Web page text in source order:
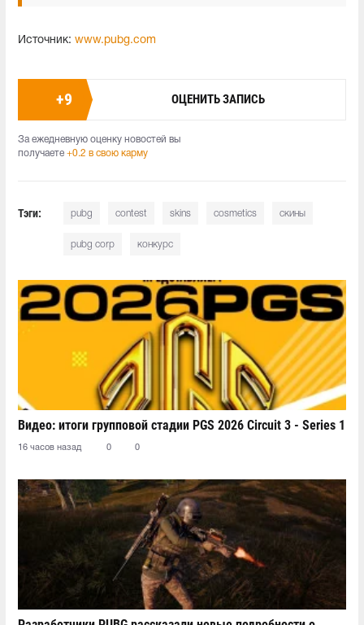
Источник: www.pubg.com
+9 ОЦЕНИТЬ ЗАПИСЬ
За ежедневную оценку новостей вы
получаете +0.2 в свою карму
Тэги: pubg contest skins cosmetics скины
pubg corp конкурс
Видео: итоги групповой стадии PGS 2026 Circuit 3 - Series 1
16 часов назад 0 0